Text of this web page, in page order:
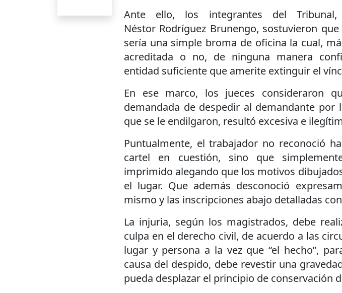
Ante ello, los integrantes del
Néstor Rodríguez Brunengo, sostuvieron
sería una simple broma de oficina la cual,
acreditada o no, de ninguna manera
entidad suficiente que amerite extinguir el
En ese marco, los jueces consideraron
demandada de despedir al demandante por
que se le endilgaron, resultó excesiva e
Puntualmente, el trabajador no reconoció
cartel en cuestión, sino que
imprimido alegando que los motivos
el lugar. Que además desconoció
mismo y las inscripciones abajo detalladas
La injuria, según los magistrados, debe
culpa en el derecho civil, de acuerdo a las
lugar y persona a la vez que “el hecho”,
causa del despido, debe revestir una
pueda desplazar el principio de conservación